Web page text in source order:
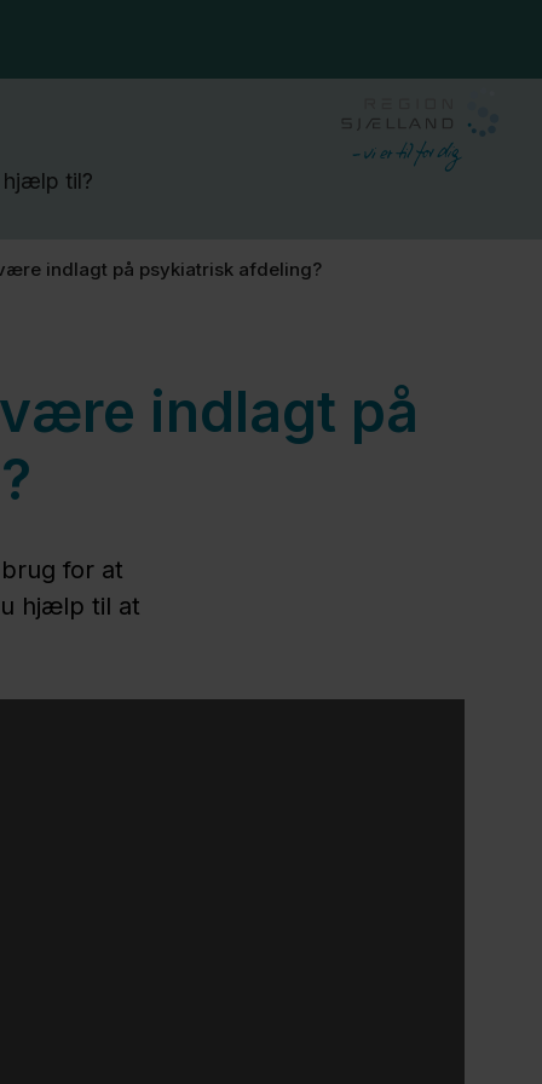
hjælp til?
indlagt på psykiatrisk afdeling?
indlagt på
for at
hjælp til at